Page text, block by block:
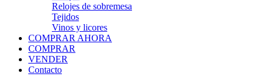
Relojes de sobremesa
Tejidos
Vinos y licores
COMPRAR AHORA
COMPRAR
VENDER
Contacto